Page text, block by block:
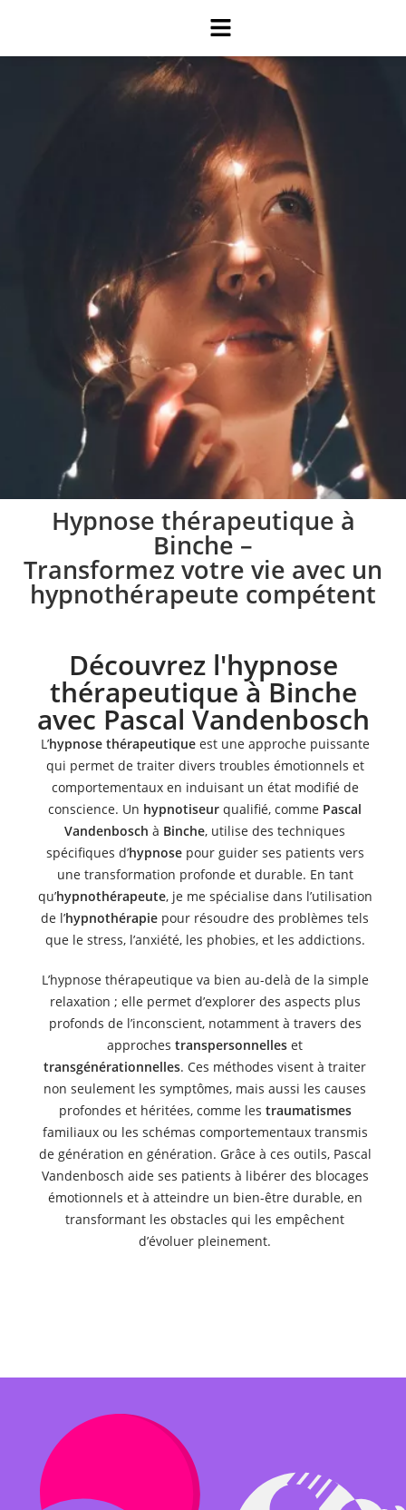
Pratique de l’hypnose
à Binche
Lors des séances d’hypnose à Binche, je vous aide à
Prendre rendez-vous
Hypnose thérapeutique à
Binche –
Transformez votre vie avec un
hypnothérapeute compétent
Découvrez l'hypnose
thérapeutique à Binche
avec Pascal Vandenbosch
L’hypnose thérapeutiqueest une approche puissante
qui permet de traiter divers troubles émotionnels et
comportementaux en induisant un état modifié de
conscience. Un hypnotiseur qualifié, comme Pascal
Vandenbosch à Binche, utilise des techniques
spécifiques d’hypnosepour guider ses patients vers
une transformation profonde et durable. En tant
qu’hypnothérapeute, je me spécialise dans l’utilisation
de l’hypnothérapie pour résoudre des problèmes tels
que le stress, l’anxiété, les phobies, et les addictions.
L’hypnose thérapeutique va bien au-delà de la simple
relaxation ; elle permet d’explorer des aspects plus
profonds de l’inconscient, notamment à travers des
approchestranspersonnelles et
transgénérationnelles. Ces méthodes visent à traiter
non seulement les symptômes, mais aussi les causes
profondes et héritées, comme les traumatismes
familiaux ou les schémas comportementaux transmis
de génération en génération. Grâce à ces outils, Pascal
Vandenbosch aide ses patients à libérer des blocages
émotionnels et à atteindre un bien-être durable, en
transformant les obstacles qui les empêchent
d’évoluer pleinement.